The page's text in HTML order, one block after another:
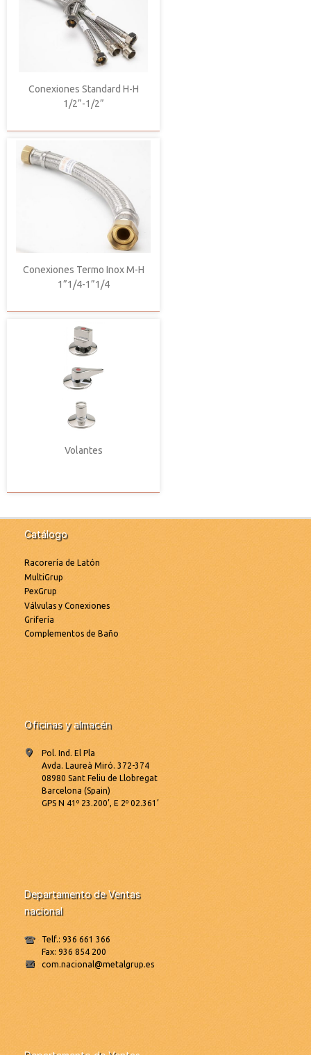
Conexiones Standard H-H
1/2”-1/2”
Conexiones Termo Inox M-H
1”1/4-1”1/4
Volantes
Catálogo
Racorería de Latón
MultiGrup
PexGrup
Válvulas y Conexiones
Grifería
Complementos de Baño
Oficinas y almacén
Pol. Ind. El Pla
Avda. Laureà Miró. 372-374
08980 Sant Feliu de Llobregat
Barcelona (Spain)
GPS N 41º 23.200’, E 2º 02.361’
Departamento de Ventas
nacional
Telf.: 936 661 366
Fax: 936 854 200
com.nacional@metalgrup.es